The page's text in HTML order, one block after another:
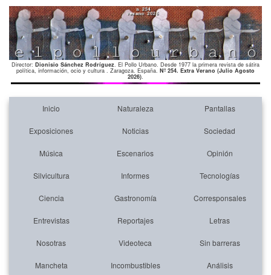
Director: Dionisio Sánchez Rodríguez. El Pollo Urbano. Desde 1977 la primera revista de sátira
política, información, ocio y cultura . Zaragoza. España. Nº 254. Extra Verano (Julio Agosto
2026).
Inicio Naturaleza Pantallas
Exposiciones Noticias Sociedad
Música Escenarios Opinión
Silvicultura Informes Tecnologías
Ciencia Gastronomía Corresponsales
Entrevistas Reportajes Letras
Nosotras Videoteca Sin barreras
Mancheta Incombustibles Análisis